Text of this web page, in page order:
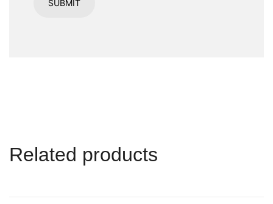
Related products